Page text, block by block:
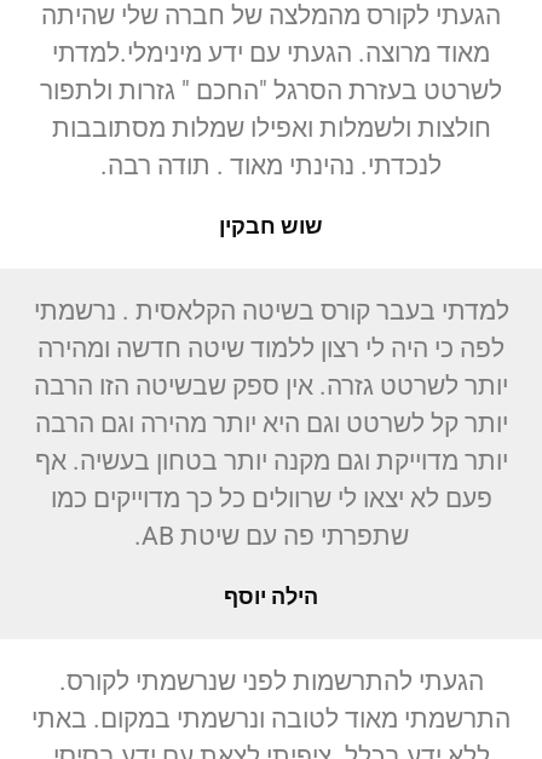
הגעתי לקורס מהמלצה של חברה שלי שהיתה
מאוד מרוצה. הגעתי עם ידע מינימלי.למדתי
לשרטט בעזרת הסרגל "החכם " גזרות ולתפור
חולצות ולשמלות ואפילו שמלות מסתובבות
לנכדתי. נהינתי מאוד . תודה רבה.
שוש חבקין
למדתי בעבר קורס בשיטה הקלאסית . נרשמתי
לפה כי היה לי רצון ללמוד שיטה חדשה ומהירה
יותר לשרטט גזרה. אין ספק שבשיטה הזו הרבה
יותר קל לשרטט וגם היא יותר מהירה וגם הרבה
יותר מדוייקת וגם מקנה יותר בטחון בעשיה. אף
פעם לא יצאו לי שרוולים כל כך מדוייקים כמו
שתפרתי פה עם שיטת AB.
הילה יוסף
הגעתי להתרשמות לפני שנרשמתי לקורס.
התרשמתי מאוד לטובה ונרשמתי במקום. באתי